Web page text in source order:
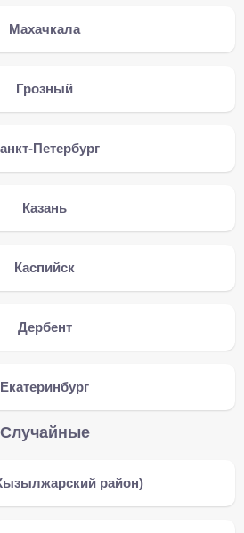
Махачкала
Грозный
Петербург
Казань
Каспийск
Дербент
Екатеринбург
Случайные
район)